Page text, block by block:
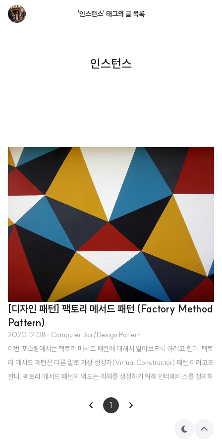
인스턴스
[디자인 패턴] 팩토리 메서드 패턴 (Factory Method
Pattern)
2020.12.08 · Computer Sci./Design Pattern
이번 포스팅에서는 팩토리 메서드 패턴에 대해서 알아보도록 하려고 한다. 팩토
리 메서드 패턴은 다른 말로 가상 생성자(Virtual Constructor) 패턴 이라고도
한다. 팩토리 메서드 패턴의 의도는 객체를 생성하기 위해 인터페이스를 정의하
록 하는 것이다. 기존의 문제점 프레임워크는 추상클래스를 사용하여 객체 간의
임을 지니기도 한다. 따라서 추상클래스를 상속하는 서브클래스에서 구체적인
1
'인스턴스' 태그의 글 목록
테
상